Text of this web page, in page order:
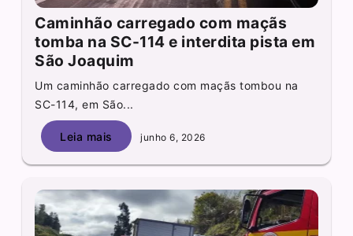
Caminhão carregado com maçãs
tomba na SC-114 e interdita pista em
São Joaquim
Um caminhão carregado com maçãs tombou na
SC-114, em São...
Leia mais junho 6, 2026